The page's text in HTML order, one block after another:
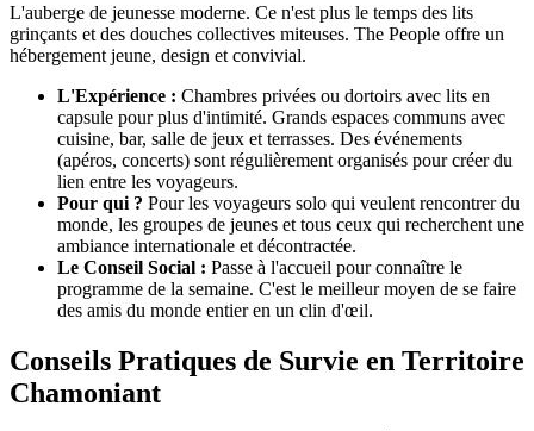
L'auberge de jeunesse moderne. Ce n'est plus le temps des lits
grinçants et des douches collectives miteuses. The People offre un
hébergement jeune, design et convivial.
L'Expérience : Chambres privées ou dortoirs avec lits en
capsule pour plus d'intimité. Grands espaces communs avec
cuisine, bar, salle de jeux et terrasses. Des événements
(apéros, concerts) sont régulièrement organisés pour créer du
lien entre les voyageurs.
Pour qui ? Pour les voyageurs solo qui veulent rencontrer du
monde, les groupes de jeunes et tous ceux qui recherchent une
ambiance internationale et décontractée.
Le Conseil Social : Passe à l'accueil pour connaître le
programme de la semaine. C'est le meilleur moyen de se faire
des amis du monde entier en un clin d'œil.
Conseils Pratiques de Survie en Territoire
Chamoniant